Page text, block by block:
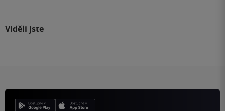
Viděli jste